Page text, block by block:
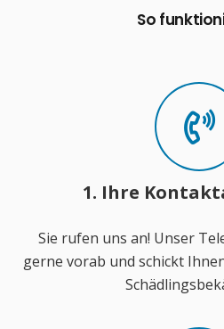
So
1. Ihre
Sie rufen uns an! Unser
gerne vorab und schickt